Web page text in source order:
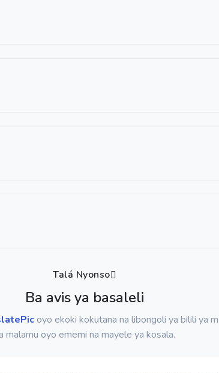
Talá Nyonso
Ba avis ya basaleli
oyo ekoki kokutana na libongoli ya bilili ya
malamu oyo ememi na mayele ya kosala.